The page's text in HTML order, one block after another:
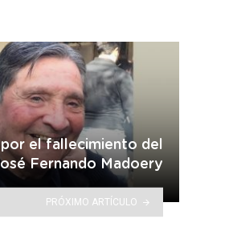
el fallecimiento del
Fernando Madoery
PRÓXIMO ARTÍCULO